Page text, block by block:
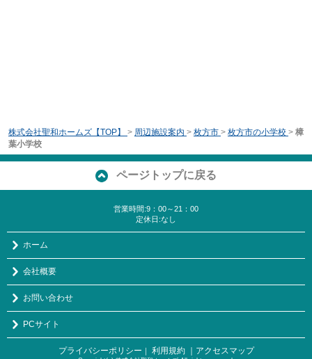
株式会社聖和ホームズ【TOP】 > 周辺施設案内 > 枚方市 > 枚方市の小学校 > 樟
葉小学校
ページトップに戻る
営業時間:9：00～21：00
定休日:なし
ホーム
会社概要
お問い合わせ
PCサイト
プライバシーポリシー ｜ 利用規約 ｜アクセスマップ